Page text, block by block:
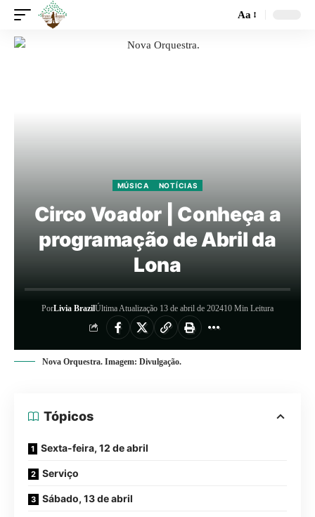
Aa
MÚSICA NOTÍCIAS
Circo Voador | Conheça a
programação de Abril da
Lona
PorLivia BrazilÚltima Atualização 13 de abril de 202410 Min Leitura
Nova Orquestra. Imagem: Divulgação.
Tópicos
Sexta-feira, 12 de abril
Serviço
Sábado, 13 de abril